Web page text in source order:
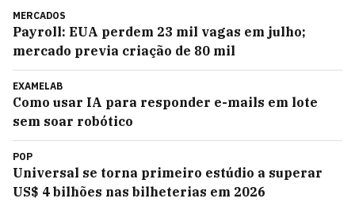
MERCADOS
Payroll: EUA perdem 23 mil vagas em julho;
mercado previa criação de 80 mil
EXAMELAB
Como usar IA para responder e-mails em lote
sem soar robótico
POP
Universal se torna primeiro estúdio a superar
US$ 4 bilhões nas bilheterias em 2026